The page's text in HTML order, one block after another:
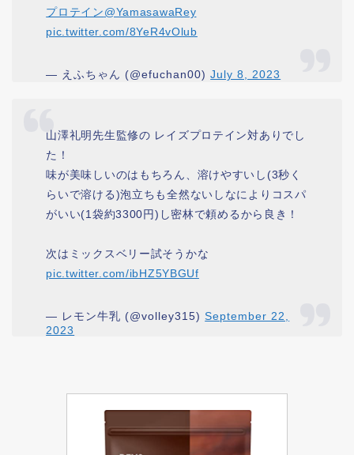
プロテイン@YamasawaRey
pic.twitter.com/8YeR4vOlub
— えふちゃん (@efuchan00)July 8, 2023
山澤礼明先生監修の レイズプロテイン対ありでし
た！
味が美味しいのはもちろん、溶けやすいし(3秒く
らいで溶ける)泡立ちも全然ないしなによりコスパ
がいい(1袋約3300円)し密林で頼めるから良き！
次はミックスベリー試そうかな
pic.twitter.com/ibHZ5YBGUf
— レモン牛乳 (@volley315)September 22,
2023